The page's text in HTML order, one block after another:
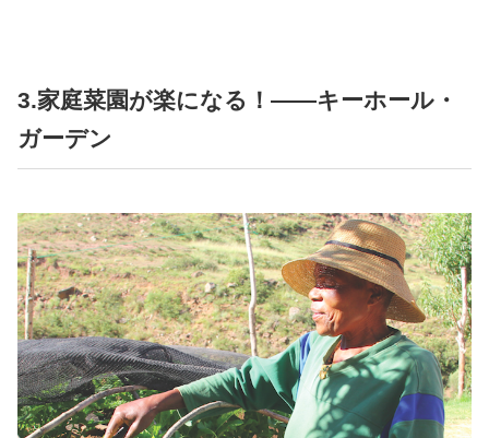
3.家庭菜園が楽になる！――キーホール・
ガーデン